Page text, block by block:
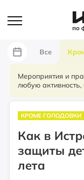
Все
Мероприятия и
любую
КРОМЕ ГОЛОДОВКИ
Как в
защиты
лета